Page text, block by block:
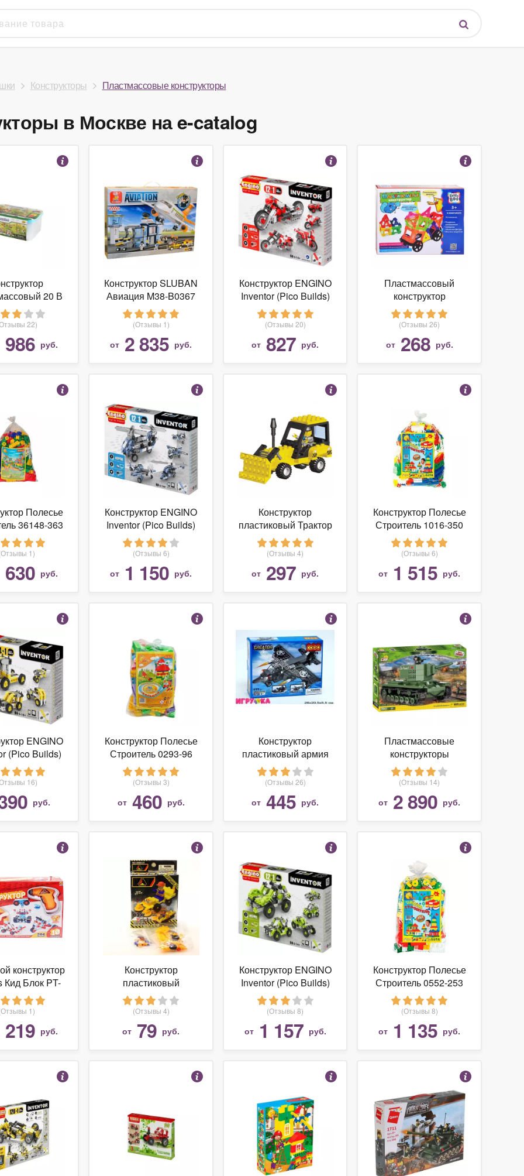
Конструкторы Пластмассовые конструкторы
в Москве на e-catalog
20 В
300 Дет.
22)
986 руб.
Конструктор SLUBAN
Авиация M38-B0367
(Отзывы 1)
от 2 835 руб.
Конструктор ENGINO
Inventor (Pico Builds)
1232 Мотоциклы
(Отзывы 20)
от 827 руб.
Пластмассовый
конструктор
"Пластформеры", 74
элемента
(Отзывы 26)
от 268 руб.
Полесье
36148-363
1)
630 руб.
Конструктор ENGINO
Inventor (Pico Builds)
1233 Авиация
(Отзывы 6)
от 1 150 руб.
Конструктор
пластиковый Трактор
М "Большая стройка",
98 деталей,
SuperBIock, MF004462
(Отзывы 4)
от 297 руб.
Конструктор Полесье
Строитель 1016-350
Макси плюс
(Отзывы 6)
от 1 515 руб.
ENGINO
(Pico Builds)
0434
16)
руб.
Конструктор Полесье
Строитель 0293-96
Большой
(Отзывы 3)
от 460 руб.
Конструктор
пластиковый армия
военный самолет 21-
0598
(Отзывы 26)
от 445 руб.
Пластмассовые
конструкторы
Пластиковый
конструктор COBI
"Танк KV-2" с двумя
фигурками людей -
(Отзывы 14)
от 2 890 руб.
конструктор
Кид Блок PT-
10 в 1
1)
219 руб.
Конструктор
пластиковый
строительная техника
12 шт. 0868-51
(Отзывы 4)
от 79 руб.
Конструктор ENGINO
Inventor (Pico Builds)
1231 Автомобили
(Отзывы 8)
от 1 157 руб.
Конструктор Полесье
Строитель 0552-253
Макси
(Отзывы 8)
от 1 135 руб.